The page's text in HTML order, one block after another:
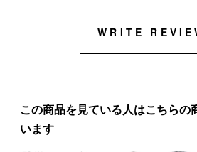
WRITE
この商品を見ている人はこちらの
います